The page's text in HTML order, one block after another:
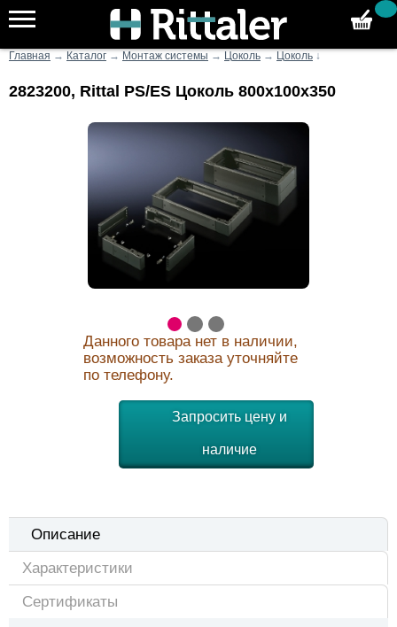
Главная → Каталог → Монтаж системы → Цоколь → Цоколь ↓
2823200, Rittal PS/ES Цоколь 800x100x350
Данного товара нет в наличии,
возможность заказа уточняйте
по телефону.
Запросить цену и
наличие
Описание
Характеристики
Сертификаты